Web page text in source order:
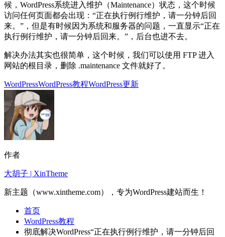
候，WordPress系统进入维护（Maintenance）状态，这个时候
访问任何页面都会出现：“正在执行例行维护，请一分钟后回
来。”，但是有时候因为系统和服务器的问题，一直显示“正在
执行例行维护，请一分钟后回来。”，后台也进不去。
解决办法其实也很简单，这个时候，我们可以使用 FTP 进入
网站的根目录，删除 .maintenance 文件就好了。
WordPressWordPress教程WordPress更新
作者
大胡子 | XinTheme
新主题（www.xintheme.com），专为WordPress建站而生！
首页
WordPress教程
彻底解决WordPress“正在执行例行维护，请一分钟后回